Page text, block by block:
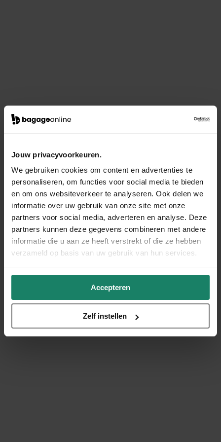
Jouw privacyvoorkeuren.
We gebruiken cookies om content en advertenties te
personaliseren, om functies voor social media te bieden
en om ons websiteverkeer te analyseren. Ook delen we
informatie over uw gebruik van onze site met onze
partners voor social media, adverteren en analyse. Deze
partners kunnen deze gegevens combineren met andere
informatie die u aan ze heeft verstrekt of die ze hebben
verzameld op basis van uw gebruik van hun services.
Accepteren
Zelf instellen